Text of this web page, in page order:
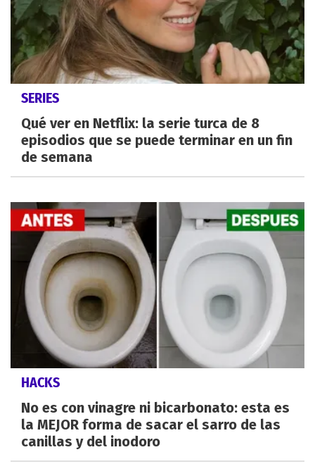
SERIES
Qué ver en Netflix: la serie turca de 8
episodios que se puede terminar en un fin
de semana
HACKS
No es con vinagre ni bicarbonato: esta es
la MEJOR forma de sacar el sarro de las
canillas y del inodoro